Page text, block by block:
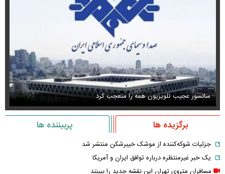
استایل جدید صابر ابر در فضای مجازی پربازدید شد
برگزیده ها پربیننده ها
جزئیات شوکه‌کننده از موشک خیبرشکن منتشر شد
یک خبر غیرمنتظره درباره توافق ایران و آمریکا
مسافران متروی تهران این نقشه جدید را ببینند